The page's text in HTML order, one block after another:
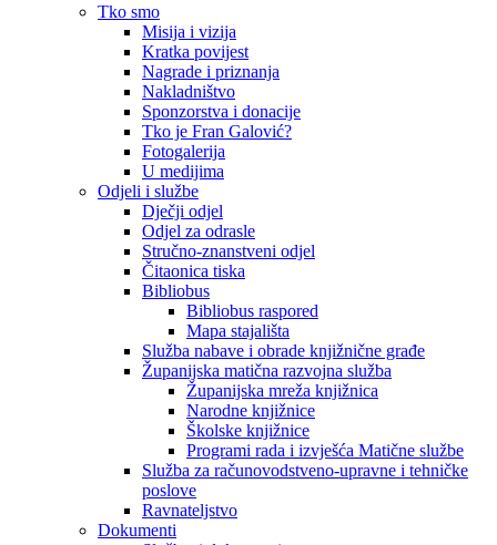
Tko smo
Misija i vizija
Kratka povijest
Nagrade i priznanja
Nakladništvo
Sponzorstva i donacije
Tko je Fran Galović?
Fotogalerija
U medijima
Odjeli i službe
Dječji odjel
Odjel za odrasle
Stručno-znanstveni odjel
Čitaonica tiska
Bibliobus
Bibliobus raspored
Mapa stajališta
Služba nabave i obrade knjižnične građe
Županijska matična razvojna služba
Županijska mreža knjižnica
Narodne knjižnice
Školske knjižnice
Programi rada i izvješća Matične službe
Služba za računovodstveno-upravne i tehničke
poslove
Ravnateljstvo
Dokumenti